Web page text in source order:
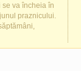
va încheia în
praznicului.